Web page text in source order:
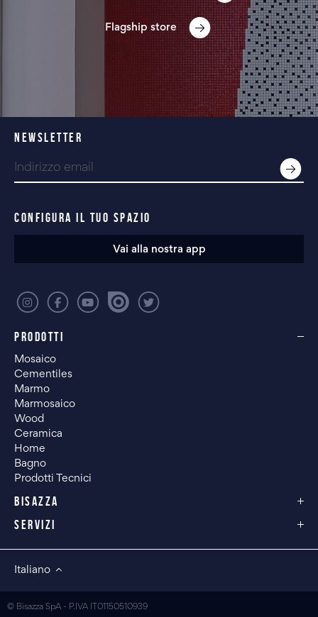
Flagship store
PRODOTTI
Mosaico
Cementiles
Marmo
Marmosaico
Wood
Ceramica
Home
Bagno
Prodotti Tecnici
BISAZZA
SERVIZI
NEWSLETTER
CONFIGURA IL TUO SPAZIO
Vai alla nostra app
Italiano
© Bisazza SpA - P.IVA IT01150510939